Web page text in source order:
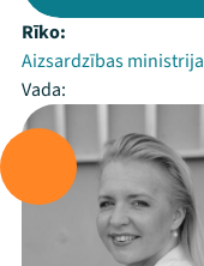
Rīko:
Aizsardzības ministrija
Vada: